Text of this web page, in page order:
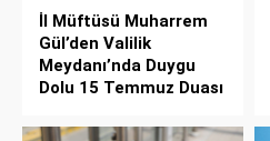
İl Müftüsü Muharrem
Gül’den Valilik
Meydanı’nda Duygu
Dolu 15 Temmuz Duası